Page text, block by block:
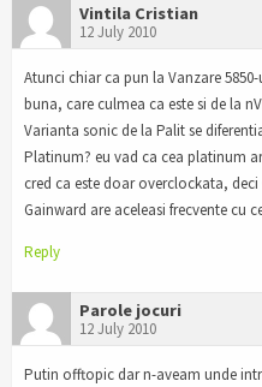
Vintila Cristian
12 July 2010
Atunci chiar ca pun la Vanzare
buna, care culmea ca este si de la
Varianta sonic de la Palit se
Platinum? eu vad ca cea platinum
cred ca este doar overclockata, deci
Gainward are aceleasi frecvente cu
Reply
Parole jocuri
12 July 2010
Putin offtopic dar n-aveam unde